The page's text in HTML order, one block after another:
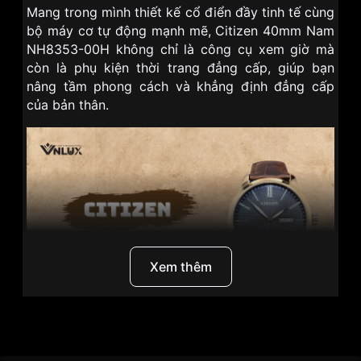
Mang trong mình thiết kế cổ điển đầy tinh tế cùng
bộ máy cơ tự động mạnh mẽ, Citizen 40mm Nam
NH8353-00H không chỉ là công cụ xem giờ mà
còn là phụ kiện thời trang đẳng cấp, giúp bạn
nâng tầm phong cách và khẳng định đẳng cấp
của bản thân.
Xem thêm